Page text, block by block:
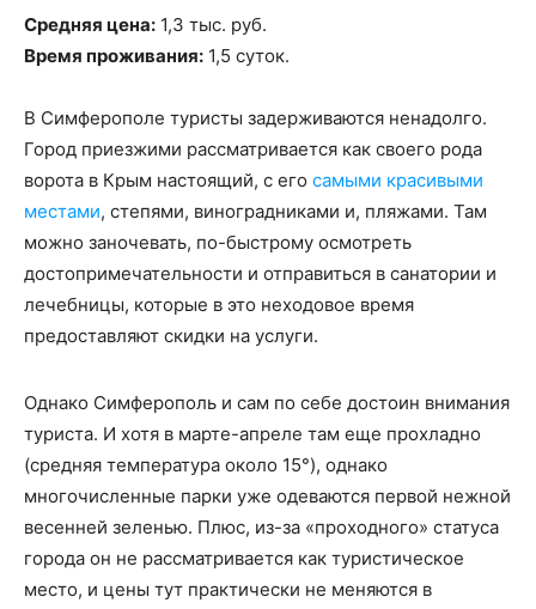
Средняя цена: 1,3 тыс. руб.
Время проживания: 1,5 суток.
В Симферополе туристы задерживаются ненадолго.
Город приезжими рассматривается как своего рода
ворота в Крым настоящий, с его самыми красивыми
местами, степями, виноградниками и, пляжами. Там
можно заночевать, по-быстрому осмотреть
достопримечательности и отправиться в санатории и
лечебницы, которые в это неходовое время
предоставляют скидки на услуги.
Однако Симферополь и сам по себе достоин внимания
туриста. И хотя в марте-апреле там еще прохладно
(средняя температура около 15°), однако
многочисленные парки уже одеваются первой нежной
весенней зеленью. Плюс, из-за «проходного» статуса
города он не рассматривается как туристическое
место, и цены тут практически не меняются в